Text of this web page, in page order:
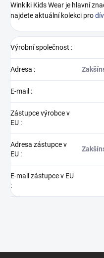
Winkiki Kids Wear je hlavní
najdete aktuální kolekci pro
Výrobní společnost :
Adresa :
E-mail :
Zástupce výrobce v
EU :
Adresa zástupce v
EU :
E-mail zástupce v EU
: